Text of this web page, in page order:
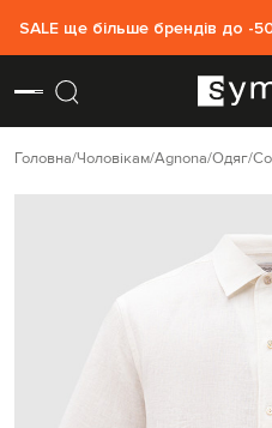
SALE ще більше брендів до -
Головна Чоловікам Agnona Одяг